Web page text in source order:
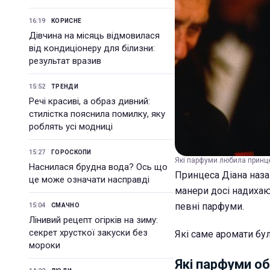
16:19 КОРИСНЕ
Дівчина на місяць відмовилася
від кондиціонеру для білизни:
результат вразив
15:52 ТРЕНДИ
Речі красиві, а образ дивний:
стилістка пояснила помилку, яку
роблять усі модниці
15:27 ГОРОСКОПИ
Наснилася брудна вода? Ось що
це може означати насправді
15:04 СМАЧНО
Лінивий рецепт огірків на зиму:
секрет хрусткої закуски без
мороки
Які парфуми любила
Принцеса Діана
манери досі
певні парфуми.
Які саме аромати
Які парфуми